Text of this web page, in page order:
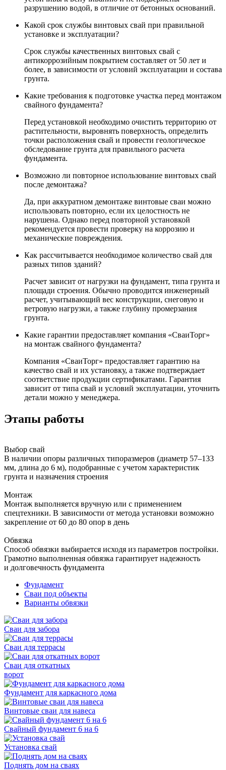
разрушению водой, в отличие от бетонных оснований.
Какой срок службы винтовых свай при правильной
установке и эксплуатации?
Срок службы качественных винтовых свай с
антикоррозийным покрытием составляет от 50 лет и
более, в зависимости от условий эксплуатации и состава
грунта.
Какие требования к подготовке участка перед монтажом
свайного фундамента?
Перед установкой необходимо очистить территорию от
растительности, выровнять поверхность, определить
точки расположения свай и провести геологическое
обследование грунта для правильного расчета
фундамента.
Возможно ли повторное использование винтовых свай
после демонтажа?
Да, при аккуратном демонтаже винтовые сваи можно
использовать повторно, если их целостность не
нарушена. Однако перед повторной установкой
рекомендуется провести проверку на коррозию и
механические повреждения.
Как рассчитывается необходимое количество свай для
разных типов зданий?
Расчет зависит от нагрузки на фундамент, типа грунта и
площади строения. Обычно проводится инженерный
расчет, учитывающий вес конструкции, снеговую и
ветровую нагрузки, а также глубину промерзания
грунта.
Какие гарантии предоставляет компания «СваиТорг»
на монтаж свайного фундамента?
Компания «СваиТорг» предоставляет гарантию на
качество свай и их установку, а также подтверждает
соответствие продукции сертификатами. Гарантия
зависит от типа свай и условий эксплуатации, уточнить
детали можно у менеджера.
Этапы работы
Выбор свай
В наличии опоры различных типоразмеров (диаметр 57–133
мм, длина до 6 м), подобранные с учетом характеристик
грунта и назначения строения
Монтаж
Монтаж выполняется вручную или с применением
спецтехники. В зависимости от метода установки возможно
закрепление от 60 до 80 опор в день
Обвязка
Способ обвязки выбирается исходя из параметров постройки.
Грамотно выполненная обвязка гарантирует надежность
и долговечность фундамента
Фундамент
Сваи под объекты
Варианты обвязки
Сваи для забора
Сваи для террасы
Сваи для откатных
ворот
Фундамент для каркасного дома
Винтовые сваи для навеса
Свайный фундамент 6 на 6
Установка свай
Поднять дом на сваях